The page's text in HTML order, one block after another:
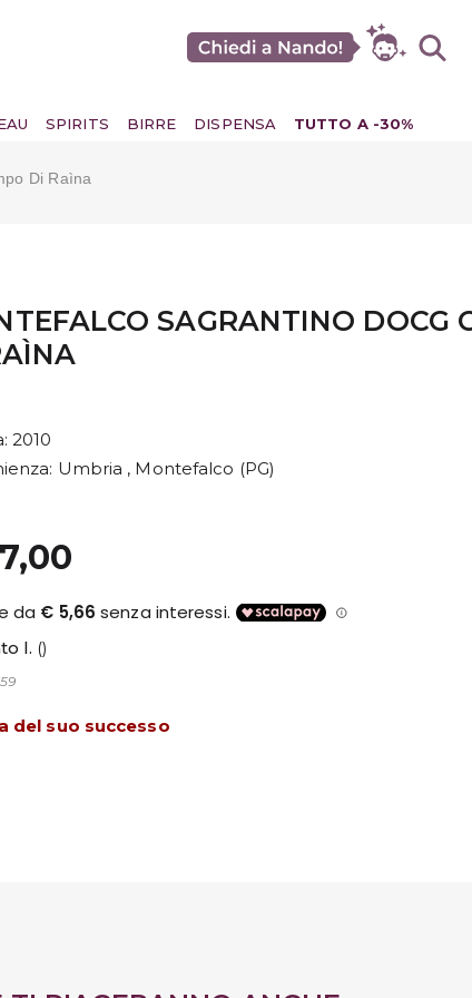
SPIRITS BIRRE DISPENSA TUTTO A -30%
Di Raìna
SAGRANTINO DOCG
: 2010
: Umbria , Montefalco (PG)
l. ()
del suo successo